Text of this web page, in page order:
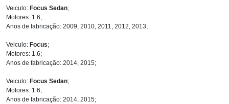
Veiculo: Focus Sedan;
Motores: 1.6;
Anos de fabricação: 2009, 2010, 2011, 2012, 2013;
Veiculo: Focus;
Motores: 1.6;
Anos de fabricação: 2014, 2015;
Veiculo: Focus Sedan;
Motores: 1.6;
Anos de fabricação: 2014, 2015;